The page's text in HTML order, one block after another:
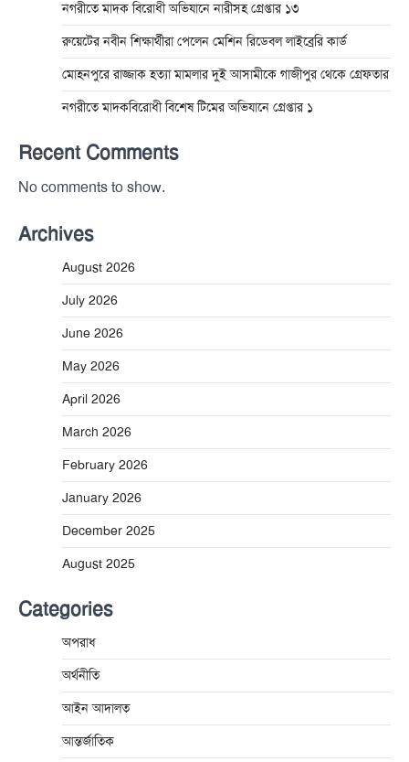
নগরীতে মাদক বিরোধী অভিযানে নারীসহ গ্রেপ্তার ১৩
রুয়েটের নবীন শিক্ষার্থীরা পেলেন মেশিন রিডেবল লাইব্রেরি কার্ড
মোহনপুরে রাজ্জাক হত্যা মামলার দুই আসামীকে গাজীপুর থেকে গ্রেফতার
নগরীতে মাদকবিরোধী বিশেষ টিমের অভিযানে গ্রেপ্তার ১
Recent Comments
No comments to show.
Archives
August 2026
July 2026
June 2026
May 2026
April 2026
March 2026
February 2026
January 2026
December 2025
August 2025
Categories
অপরাধ
অর্থনীতি
আইন আদালত
আন্তর্জাতিক